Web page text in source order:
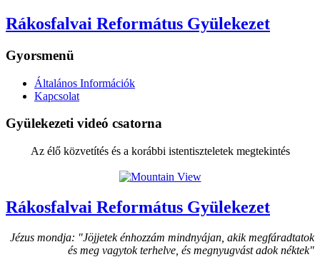
Rákosfalvai Református Gyülekezet
Gyorsmenü
Általános Információk
Kapcsolat
Gyülekezeti videó csatorna
Az élő közvetítés és a korábbi istentiszteletek megtekintés
Rákosfalvai Református Gyülekezet
Jézus mondja: "Jöjjetek énhozzám mindnyájan, akik megfáradtatok
és meg vagytok terhelve, és megnyugvást adok néktek"